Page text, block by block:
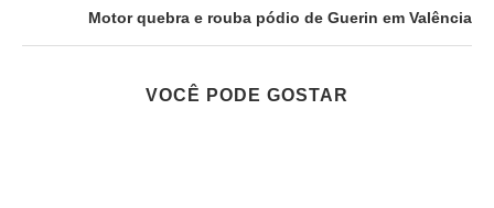
Motor quebra e rouba pódio de Guerin em Valência
VOCÊ PODE GOSTAR